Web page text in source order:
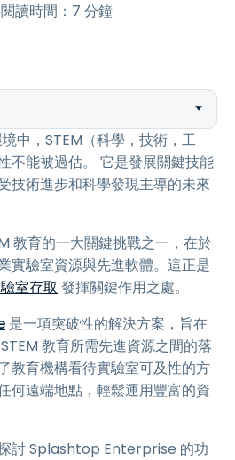
閱讀時間：7 分鐘
中，STEM（科學，技術，工
不能被過估。 它是發展關鍵技能
技術進步和科學發現主導的未來
教育的一大關鍵挑戰之一，在於
實驗室資源與先進軟體。這正是
室存取 發揮關鍵作用之處。
是一項突破性的解決方案，旨在
教育所需先進資源之間的落
教育機構看待實驗室可及性的方
何遠端地點，輕鬆運用豐富的資
討 Splashtop Enterprise 的功